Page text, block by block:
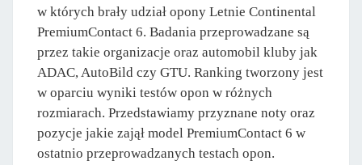
w których brały udział opony Letnie Continental
PremiumContact 6. Badania przeprowadzane są
przez takie organizacje oraz automobil kluby jak
ADAC, AutoBild czy GTU. Ranking tworzony jest
w oparciu wyniki testów opon w różnych
rozmiarach. Przedstawiamy przyznane noty oraz
pozycje jakie zajął model PremiumContact 6 w
ostatnio przeprowadzanych testach opon.